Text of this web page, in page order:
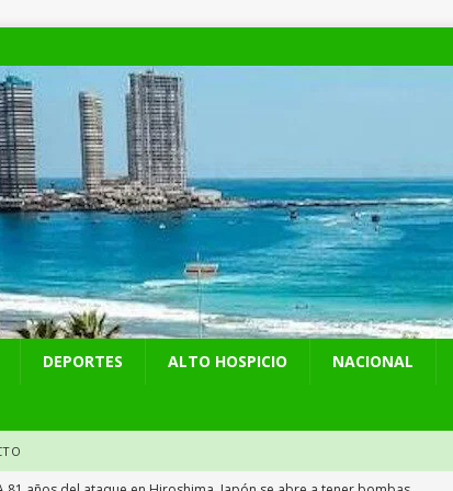
DEPORTES ALTO HOSPICIO NACIONAL